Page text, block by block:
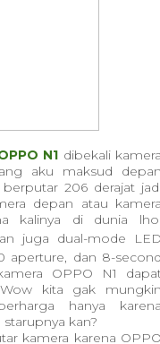
N1 dibekali
aku maksud
206 derajat
depan atau
kalinya di dunia
juga dual-mode
aperture, dan 8-
OPPO N1
kita gak
hanya
kan?
kamera karena